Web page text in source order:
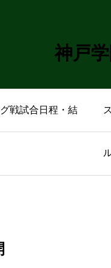
神戸
戦試合日程・結